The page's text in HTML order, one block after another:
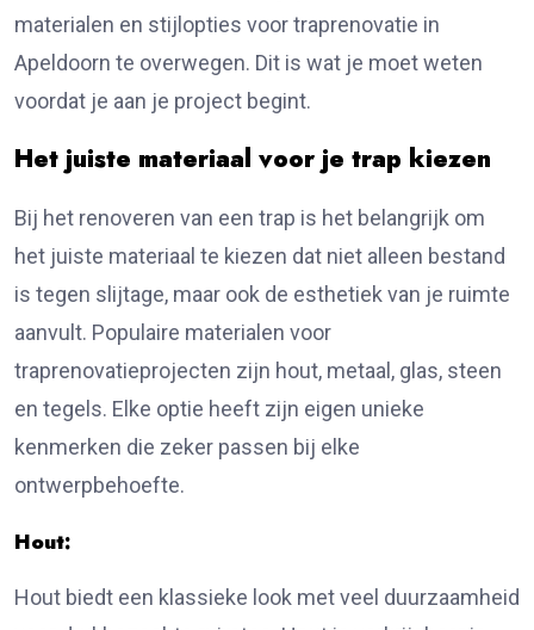
materialen en stijlopties voortraprenovatie in
Apeldoorn te overwegen. Dit is wat je moet weten
voordat je aan je project begint.
Het juiste materiaal voor je trap kiezen
Bij het renoveren van een trap is het belangrijk om
het juiste materiaal te kiezen dat niet alleen bestand
is tegen slijtage, maar ook de esthetiek van je ruimte
aanvult. Populaire materialen voor
traprenovatieprojecten zijn hout, metaal, glas, steen
en tegels. Elke optie heeft zijn eigen unieke
kenmerken die zeker passen bij elke
ontwerpbehoefte.
Hout:
Hout biedt een klassieke look met veel duurzaamheid